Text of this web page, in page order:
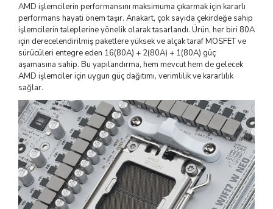
AMD işlemcilerin performansını maksimuma çıkarmak için kararlı
performans hayati önem taşır. Anakart, çok sayıda çekirdeğe sahip
işlemcilerin taleplerine yönelik olarak tasarlandı. Ürün, her biri 80A
için derecelendirilmiş paketlere yüksek ve alçak taraf MOSFET ve
sürücüleri entegre eden 16(80A) + 2(80A) + 1(80A) güç
aşamasına sahip. Bu yapılandırma, hem mevcut hem de gelecek
AMD işlemciler için uygun güç dağıtımı, verimlilik ve kararlılık
sağlar.